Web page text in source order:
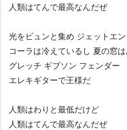
人類はてんで最高なんだぜ
光をビュンと集め ジェットエ
コーラは冷えているし 夏の窓
グレッチ ギブソン フェンダー
エレキギターで王様だ
人類はわりと最低だけど
人類はてんで最高なんだぜ